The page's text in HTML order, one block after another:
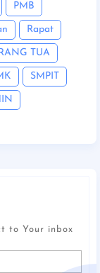
PMB
Rapat
TUA
SMPIT
to Your inbox